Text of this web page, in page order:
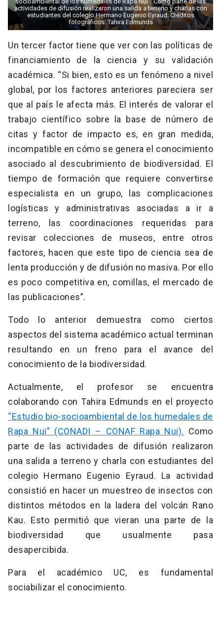
actividades de difusión realizaron una salida a terreno y charlas con
estudiantes del colegio Hermano Eugenio Eyraud. Créditos
fotográficos: Tahira Edmunds
Un tercer factor tiene que ver con las políticas de
financiamiento de la ciencia y su validación
académica. “Si bien, esto es un fenómeno a nivel
global, por los factores anteriores pareciera ser
que al país le afecta más. El interés de valorar el
trabajo científico sobre la base de número de
citas y factor de impacto es, en gran medida,
incompatible en cómo se genera el conocimiento
asociado al descubrimiento de biodiversidad. El
tiempo de formación que requiere convertirse
especialista en un grupo, las complicaciones
logísticas y administrativas asociadas a ir a
terreno, las coordinaciones requeridas para
revisar colecciones de museos, entre otros
factores, hacen que este tipo de ciencia sea de
lenta producción y de difusión no masiva. Por ello
es poco competitiva en, comillas, el mercado de
las publicaciones”.
Todo lo anterior demuestra como ciertos
aspectos del sistema académico actual terminan
resultando en un freno para el avance del
conocimiento de la biodiversidad.
Actualmente, el profesor se encuentra
colaborando con Tahira Edmunds en el proyecto
“Estudio bio-socioambiental de los humedales de
Rapa Nui” (CONADI – CONAF Rapa Nui). Como
parte de las actividades de difusión realizaron
una salida a terreno y charla con estudiantes del
colegio Hermano Eugenio Eyraud. La actividad
consistió en hacer un muestreo de insectos con
distintos métodos en la ladera del volcán Rano
Kau. Esto permitió que vieran una parte de la
biodiversidad que usualmente pasa
desapercibida.
Para el académico UC, es fundamental
sociabilizar el conocimiento.